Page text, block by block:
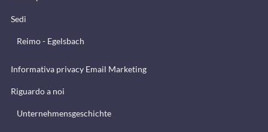
Sedi
Reimo - Egelsbach
Informativa privacy Email Marketing
Riguardo a noi
Unternehmensgeschichte